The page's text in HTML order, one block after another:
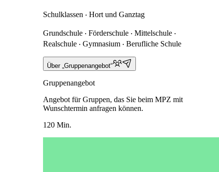
Schulklassen ‧ Hort und Ganztag
Grundschule ‧ Förderschule ‧ Mittelschule ‧
Realschule ‧ Gymnasium ‧ Berufliche Schule
Über „Gruppenangebot“
Gruppenangebot
Angebot für Gruppen, das Sie beim MPZ mit
Wunschtermin anfragen können.
120 Min.